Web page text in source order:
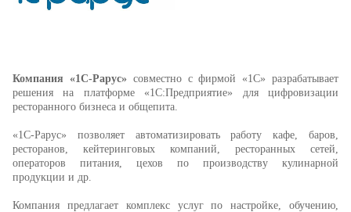
Компания «1С-Рарус»совместно с фирмой «1С» разрабатывает
решения на платформе «1С:Предприятие» для цифровизации
ресторанного бизнеса и общепита.
«1С-Рарус» позволяет автоматизировать работукафе, баров,
ресторанов, кейтеринговых компаний, ресторанных сетей,
операторов питания, цехов по производству кулинарной
продукции и др.
Компания предлагает комплекс услуг по настройке, обучению,